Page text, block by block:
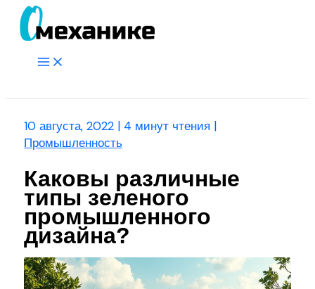
Перейти
Main
10 августа, 2022 | 4 минут чтения |
Промышленность
Каковы различные
типы зеленого
промышленного
дизайна?